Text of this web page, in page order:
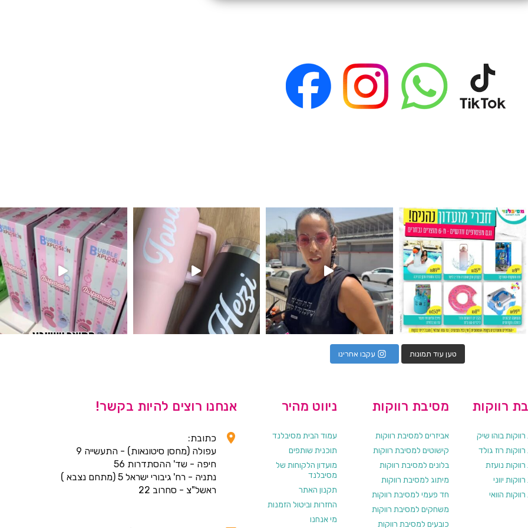
מין העובר רק במסיבלנד !! קיים
כוס נירוסטה ענקית שכול אחד צריך! קיימת באתר ובסניהמוצר הכי מבוקש שלנו מטף לגילוי מין העובר חזר למלא
טען עוד תמונות עקבו אחרינו
אנחנו רוצים להיות בקשר!
כתובת:
עפולה (מחסן סיטונאות) - התעשייה 9
חיפה - שד' ההסתדרות 56
נתניה - רח' גיבורי ישראל 5 (מתחם נצבא )
ראשל"צ - סחרוב 22
ניווט מהיר
עמוד הבית מסיבלנד
תוכנית שותפים
מועדון הלקוחות של
מסיבלנד
תקנון האתר
החזרות וביטול הזמנות
מי אנחנו
מסיבת רווקות
אביזרים למסיבת רווקות
קישוטים למסיבת רווקות
בלונים למסיבת רווקות
מיתוג למסיבת רווקות
חד פעמי למסיבת רווקות
משחקים למסיבת רווקות
כובעים למסיבת רווקות
רווקות
בוהו שיק
רוז גולד
נועזת
יווני
הוואי